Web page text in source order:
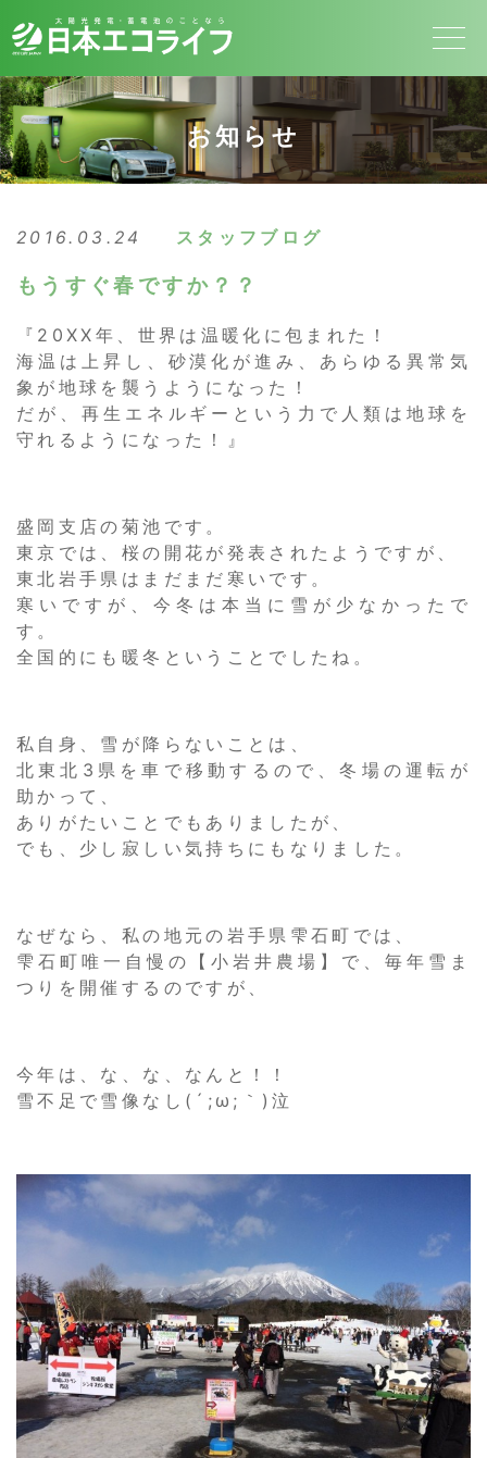
お知らせ
2016.03.24 スタッフブログ
もうすぐ春ですか？？
『20XX年、世界は温暖化に包まれた！
海温は上昇し、砂漠化が進み、あらゆる異常気
象が地球を襲うようになった！
だが、再生エネルギーという力で人類は地球を
守れるようになった！』
盛岡支店の菊池です。
東京では、桜の開花が発表されたようですが、
東北岩手県はまだまだ寒いです。
寒いですが、今冬は本当に雪が少なかったで
す。
全国的にも暖冬ということでしたね。
私自身、雪が降らないことは、
北東北3県を車で移動するので、冬場の運転が
助かって、
ありがたいことでもありましたが、
でも、少し寂しい気持ちにもなりました。
なぜなら、私の地元の岩手県雫石町では、
雫石町唯一自慢の【小岩井農場】で、毎年雪ま
つりを開催するのですが、
今年は、な、な、なんと！！
雪不足で雪像なし(´;ω;｀)泣